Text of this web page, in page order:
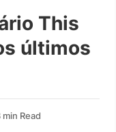
This
últimos
min Read